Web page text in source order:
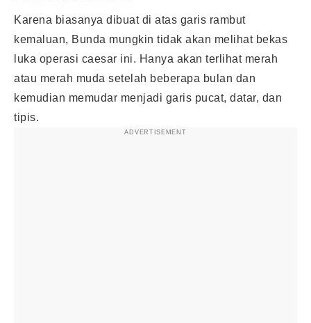
Karena biasanya dibuat di atas garis rambut
kemaluan, Bunda mungkin tidak akan melihat bekas
luka operasi caesar ini. Hanya akan terlihat merah
atau merah muda setelah beberapa bulan dan
kemudian memudar menjadi garis pucat, datar, dan
tipis.
ADVERTISEMENT